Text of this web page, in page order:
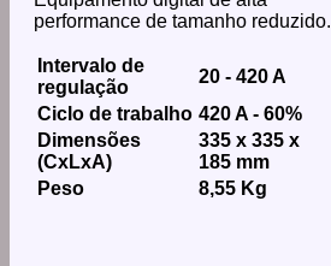
performance de tamanho reduzido.
Intervalo de
regulação
20 - 420 A
Ciclo de trabalho 420 A - 60%
Dimensões
(CxLxA)
335 x 335 x
185 mm
Peso
8,55 Kg